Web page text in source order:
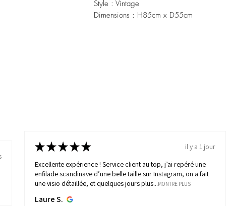
★★★★★
il y a 1 jour
Excellente expérience ! Service client au top, j’ai repéré une
enfilade scandinave d’une belle taille sur Instagram, on a fait
une visio détaillée, et quelques jours plus...MONTRE PLUS
Laure S.
Style : Vintage
Dimensions : H85cm x D55cm